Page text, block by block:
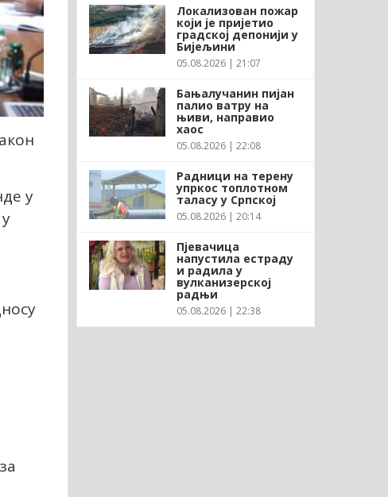
у
Локализован пожар
који је пријетио
градској депонији у
Бијељини
05.08.2026 | 21:07
Бањалучанин пијан
палио ватру на
њиви, направио
хаос
05.08.2026 | 22:08
Радници на терену
упркос топлотном
таласу у Српској
05.08.2026 | 20:14
Пјевачица
напустила естраду
и радила у
вулканизерској
радњи
05.08.2026 | 22:38